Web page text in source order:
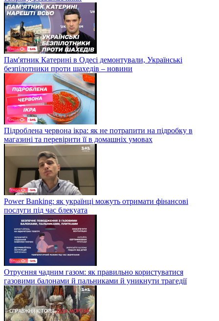
Пам'ятник Катерині в Одесі демонтували, Українські
безпілотники проти шахедів – новини
Підроблена червона ікра: як не потрапити на підробку в
магазині та перевірити її в домашніх умовах
Power Banking: як українці можуть отримати фінансові
послуги під час блекуата
Отруєння чадним газом: як правильно користуватися
газовими балонами й пальниками й уникнути трагедії